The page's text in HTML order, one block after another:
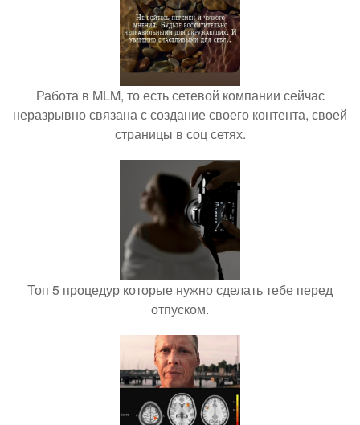
Работа в MLM, то есть сетевой компании сейчас
неразрывно связана с создание своего контента, своей
страницы в соц сетях.
Топ 5 процедур которые нужно сделать тебе перед
отпуском.